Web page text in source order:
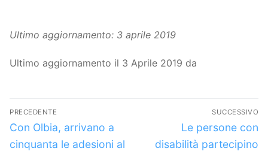
Ultimo aggiornamento: 3 aprile 2019
Ultimo aggiornamento il 3 Aprile 2019 da
Navigazione
articoli
PRECEDENTE
Articolo
precedente:
Con Olbia, arrivano a
cinquanta le adesioni al
SUCCESSIVO
Articolo
successivo:
Le persone con
disabilità partecipino